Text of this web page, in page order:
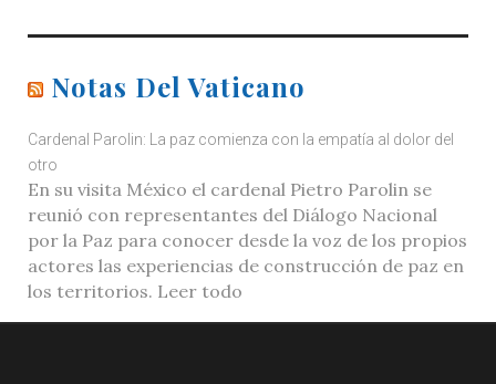
Notas Del Vaticano
Cardenal Parolin: La paz comienza con la empatía al dolor del
otro
En su visita México el cardenal Pietro Parolin se
reunió con representantes del Diálogo Nacional
por la Paz para conocer desde la voz de los propios
actores las experiencias de construcción de paz en
los territorios. Leer todo